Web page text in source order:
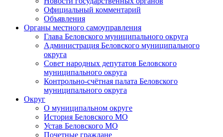
Официальный комментарий
Объявления
Органы местного самоуправления
Глава Беловского муниципального округа
Администрация Беловского муниципального
округа
Совет народных депутатов Беловского
муниципального округа
Контрольно-счётная палата Беловского
муниципального округа
Округ
О муниципальном округе
История Беловского МО
Устав Беловского МО
Почетные граждане